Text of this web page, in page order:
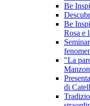
Be
Be
Rosa e
"La
di